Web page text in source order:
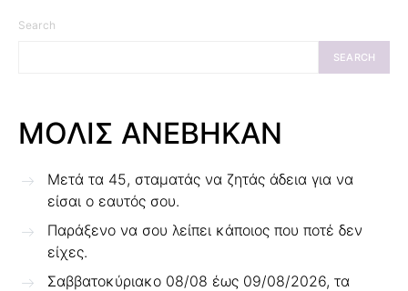
Search
SEARCH
ΜΟΛΙΣ ΑΝΕΒΗΚΑΝ
Μετά τα 45, σταματάς να ζητάς άδεια για να
είσαι ο εαυτός σου.
Παράξενο να σου λείπει κάποιος που ποτέ δεν
είχες.
Σαββατοκύριακο 08/08 έως 09/08/2026, τα